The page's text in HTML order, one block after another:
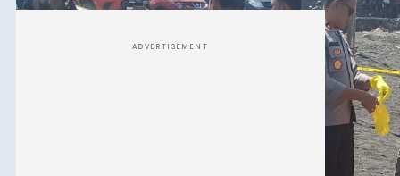
ADVERTISEMENT